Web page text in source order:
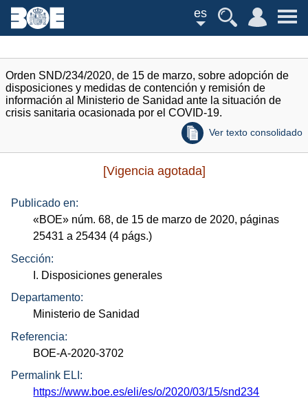
es
Orden SND/234/2020, de 15 de marzo, sobre adopción de
disposiciones y medidas de contención y remisión de
información al Ministerio de Sanidad ante la situación de
crisis sanitaria ocasionada por el COVID-19.
Ver texto consolidado
[Vigencia agotada]
Publicado en:
«BOE» núm. 68, de 15 de marzo de 2020, páginas
25431 a 25434 (4 págs.)
Sección:
I. Disposiciones generales
Departamento:
Ministerio de Sanidad
Referencia:
BOE-A-2020-3702
Permalink ELI:
https://www.boe.es/eli/es/o/2020/03/15/snd234